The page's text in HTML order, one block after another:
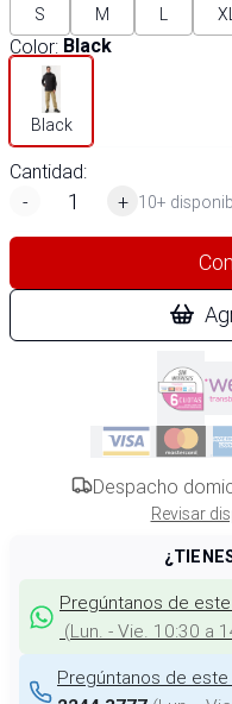
S M L
Color: Black
Black
Cantidad:
-
+ 10+
Despacho
Revisar
Pregúntanos de
(Lun. - Vie. 10:30 a
Pregúntanos de